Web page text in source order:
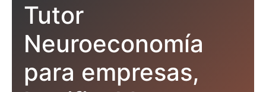
Tutor
Neuroeconomía
para empresas,